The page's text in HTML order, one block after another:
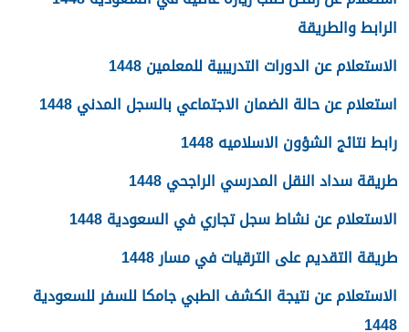
الرابط والطريقة
الاستعلام عن الدورات التدريبية للمعلمين 1448
استعلام عن حالة الضمان الاجتماعي بالسجل المدني 1448
رابط نتائج الشؤون الاسلاميه 1448
طريقة سداد النقل المدرسي الراجحي 1448
الاستعلام عن نشاط سجل تجاري في السعودية 1448
طريقة التقديم على الترقيات في مسار 1448
الاستعلام عن نتيجة الكشف الطبي جامكا للسفر للسعودية
1448